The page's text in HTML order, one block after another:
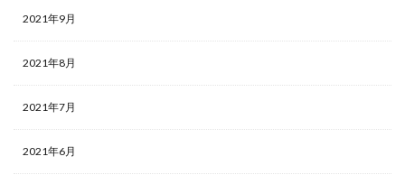
2021年9月
2021年8月
2021年7月
2021年6月